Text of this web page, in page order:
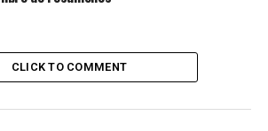
CLICK TO COMMENT